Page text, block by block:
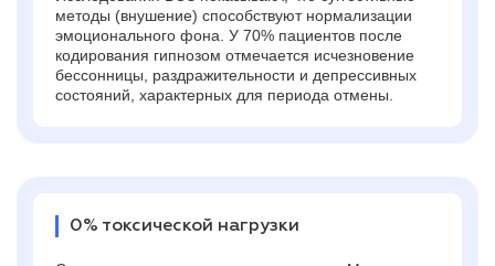
методы (внушение) способствуют нормализации
эмоционального фона. У 70% пациентов после
кодирования гипнозом отмечается исчезновение
бессонницы, раздражительности и депрессивных
состояний, характерных для периода отмены.
0% токсической нагрузки